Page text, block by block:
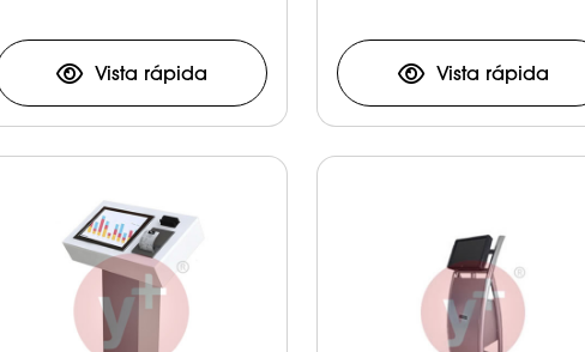
Vista rápida Vista rápida